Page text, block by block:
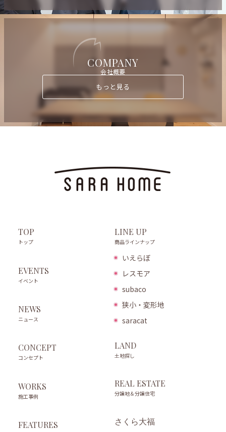
COMPANY
会社概要
もっと見る
TOP
トップ
EVENTS
イベント
NEWS
ニュース
CONCEPT
コンセプト
WORKS
施工事例
FEATURES
LINE UP
商品ラインナップ
いえらぼ
レスモア
subaco
狭小・変形地
saracat
LAND
土地探し
REAL ESTATE
分譲地＆分譲住宅
さくら大福